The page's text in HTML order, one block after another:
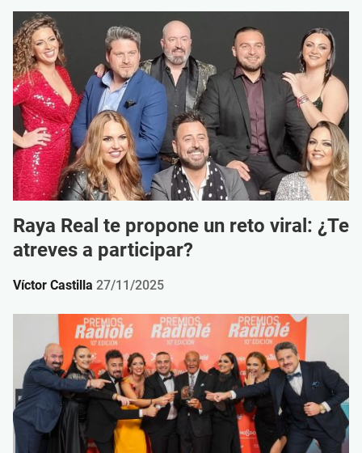
Raya Real te propone un reto viral: ¿Te
atreves a participar?
Víctor Castilla 27/11/2025